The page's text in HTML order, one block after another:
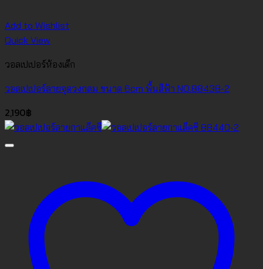
Add to Wishlist
Quick View
วอลเปเปอร์ห้องเด็ก
วอลเปเปอร์ลายจุดวงกลม ขนาด 6cm พื้นสีฟ้า NO.88438-2
2,190฿